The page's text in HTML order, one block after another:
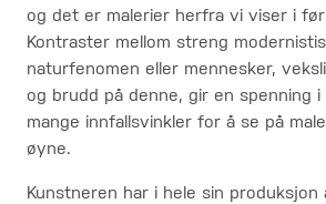
og det er malerier herfra vi viser i
Kontraster mellom streng
naturfenomen eller mennesker,
og brudd på denne, gir en spenning i
mange innfallsvinkler for å se på
øyne.
Kunstneren har i hele sin produksjon